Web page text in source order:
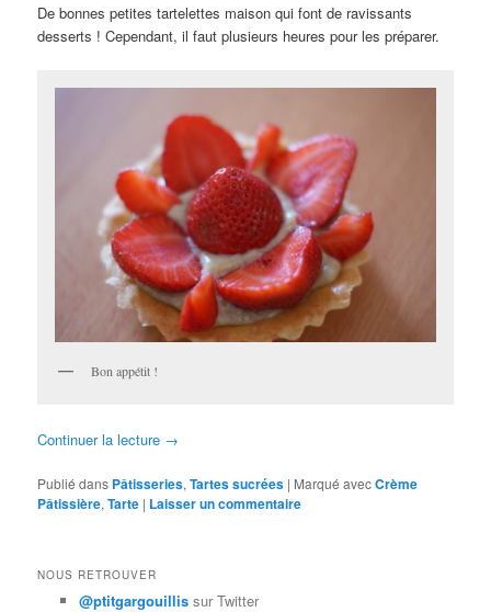
De bonnes petites tartelettes maison qui font de ravissants
desserts ! Cependant, il faut plusieurs heures pour les préparer.
Bon appétit !
Continuer la lecture →
Publié dans Pâtisseries,Tartes sucrées | Marqué avecCrème
Pâtissière,Tarte | Laisser un commentaire
NOUS RETROUVER
@ptitgargouillissur Twitter